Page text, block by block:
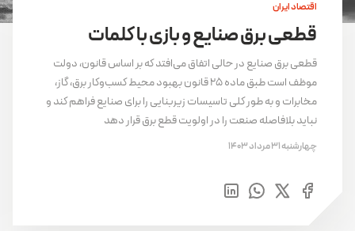
اقتصاد ایران
قطعی برق صنایع و بازی با کلمات
قطعی برق صنایع در حالی اتفاق می‌افتد که بر اساس قانون، دولت
موظف است طبق ماده ۲۵ قانون بهبود محیط کسب‌‌‌وکار برق، گاز،
مخابرات و به طور کلی تاسیسات زیر‌بنایی را برای صنایع فراهم کند و
نباید بلافاصله صنعت را در اولویت قطع برق قرار دهد
چهارشنبه 31 مرداد 1403